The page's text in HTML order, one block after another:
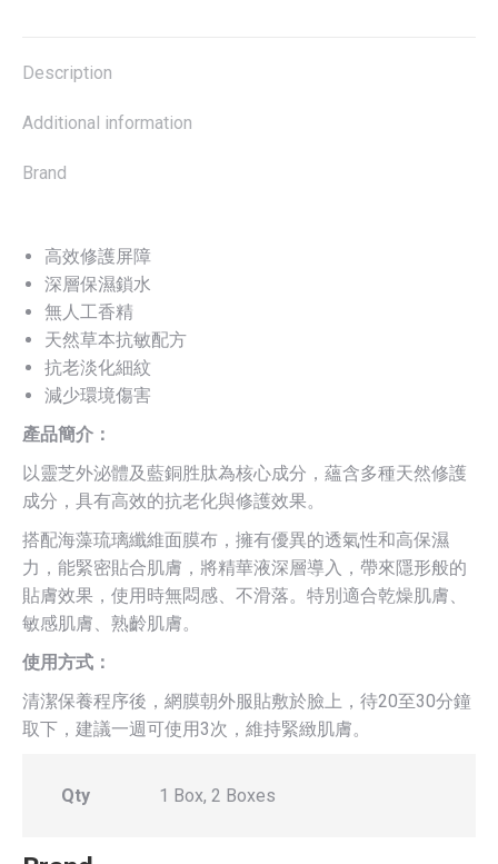
Exo
Cu
Anti-
Mask
5pcs*28ml
quantity
Description
Additional information
Brand
高效修護屏障
深層保濕鎖水
無人工香精
天然草本抗敏配方
抗老淡化細紋
減少環境傷害
產品簡介：
以靈芝外泌體及藍銅胜肽為核心成分，蘊含多種天然修護
成分，具有高效的抗老化與修護效果。
搭配海藻琉璃纖維面膜布，擁有優異的透氣性和高保濕
力，能緊密貼合肌膚，將精華液深層導入，帶來隱形般的
貼膚效果，使用時無悶感、不滑落。特別適合乾燥肌膚、
敏感肌膚、熟齡肌膚。
使用方式：
清潔保養程序後，網膜朝外服貼敷於臉上，待20至30分鐘
取下，建議一週可使用3次，維持緊緻肌膚。
Qty 1 Box, 2 Boxes